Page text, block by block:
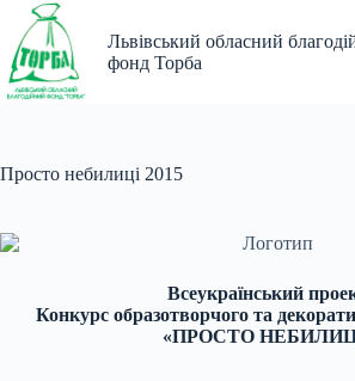
Перейти
вмісту
Львівський обласний
фонд Торба
Просто небилиці 2015
Всеукраїнський
Конкурс образотворчого та
«ПРОСТО